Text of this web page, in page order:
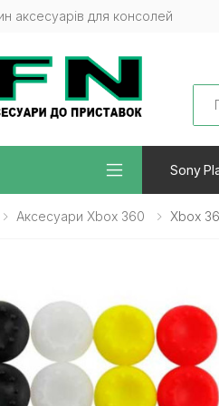
аксесуарів для консолей
Sony
Аксесуари Xbox 360 Xbox